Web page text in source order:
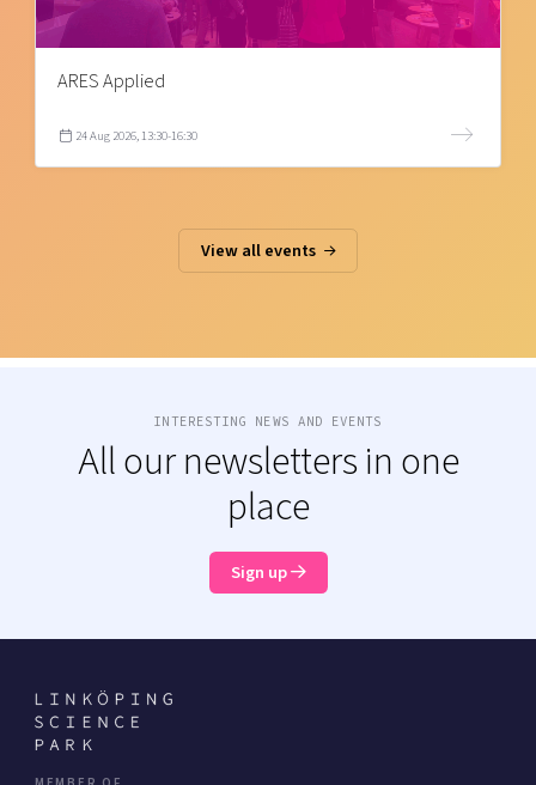
ARES Applied
24 Aug 2026, 13:30-16:30
View all events
INTERESTING NEWS AND EVENTS
All our newsletters in one
place
Sign up